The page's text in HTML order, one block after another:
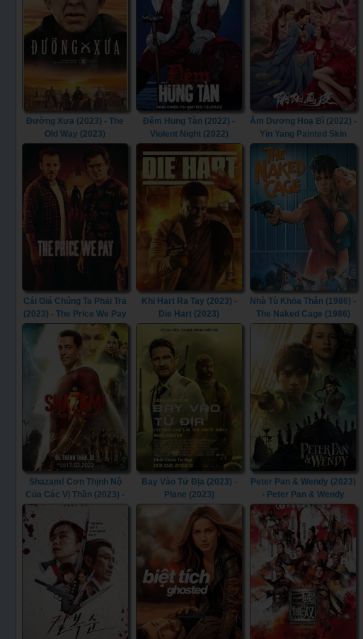
Đường Xưa (2023) - The
Old Way (2023)
Đêm Hung Tàn (2022) -
Violent Night (2022)
Âm Dương Hoạ Bì (2022) -
Yin Yang Painted Skin
(2022)
Cái Giá Chúng Ta Phải Trả
(2023) - The Price We Pay
(2023)
Khi Hart Ra Tay (2023) -
Die Hart (2023)
Nhà Tù Khỏa Thân (1986) -
The Naked Cage (1986)
Shazam! Cơn Thịnh Nộ
Của Các Vị Thần (2023) -
Shazam! Fury of the Gods
(2023)
Bay Vào Tử Địa (2023) -
Plane (2023)
Peter Pan & Wendy (2023)
- Peter Pan & Wendy
(2023)